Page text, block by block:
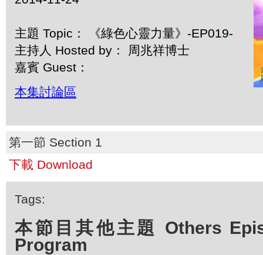
主題 Topic： 《綠色心靈力量》-EP019-
主持人 Hosted by： 周兆祥博士
嘉賓 Guest：
本集討論區
第一節 Section 1
下載 Download
Tags:
本節目其他主題 Others
Program